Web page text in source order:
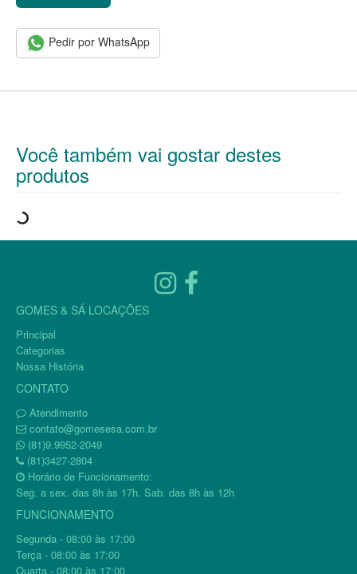
Pedir por WhatsApp
Você também vai gostar destes
produtos
GOMES & SÁ LOCAÇÕES
Principal
Categorias
Nossa História
CONTATO
Atendimento
contato@gomesesa.com.br
(81)9.9952-2049
(81)3427-2804
Horário de Funcionamento:
Seg. a sex. das 8h às 17h. Sab. das 8h às 12h
FUNCIONAMENTO
Segunda - 08:00 às 17:00
Terça - 08:00 às 17:00
Quarta - 08:00 às 17:00